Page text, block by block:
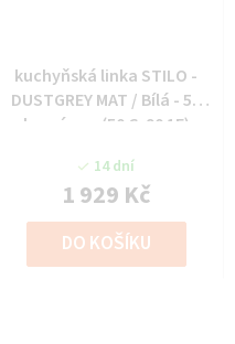
kuchyňská linka STILO -
DUSTGREY MAT / Bílá - 50
horní vys. (50 G-90 1F)
14 dní
1 929 Kč
DO KOŠÍKU